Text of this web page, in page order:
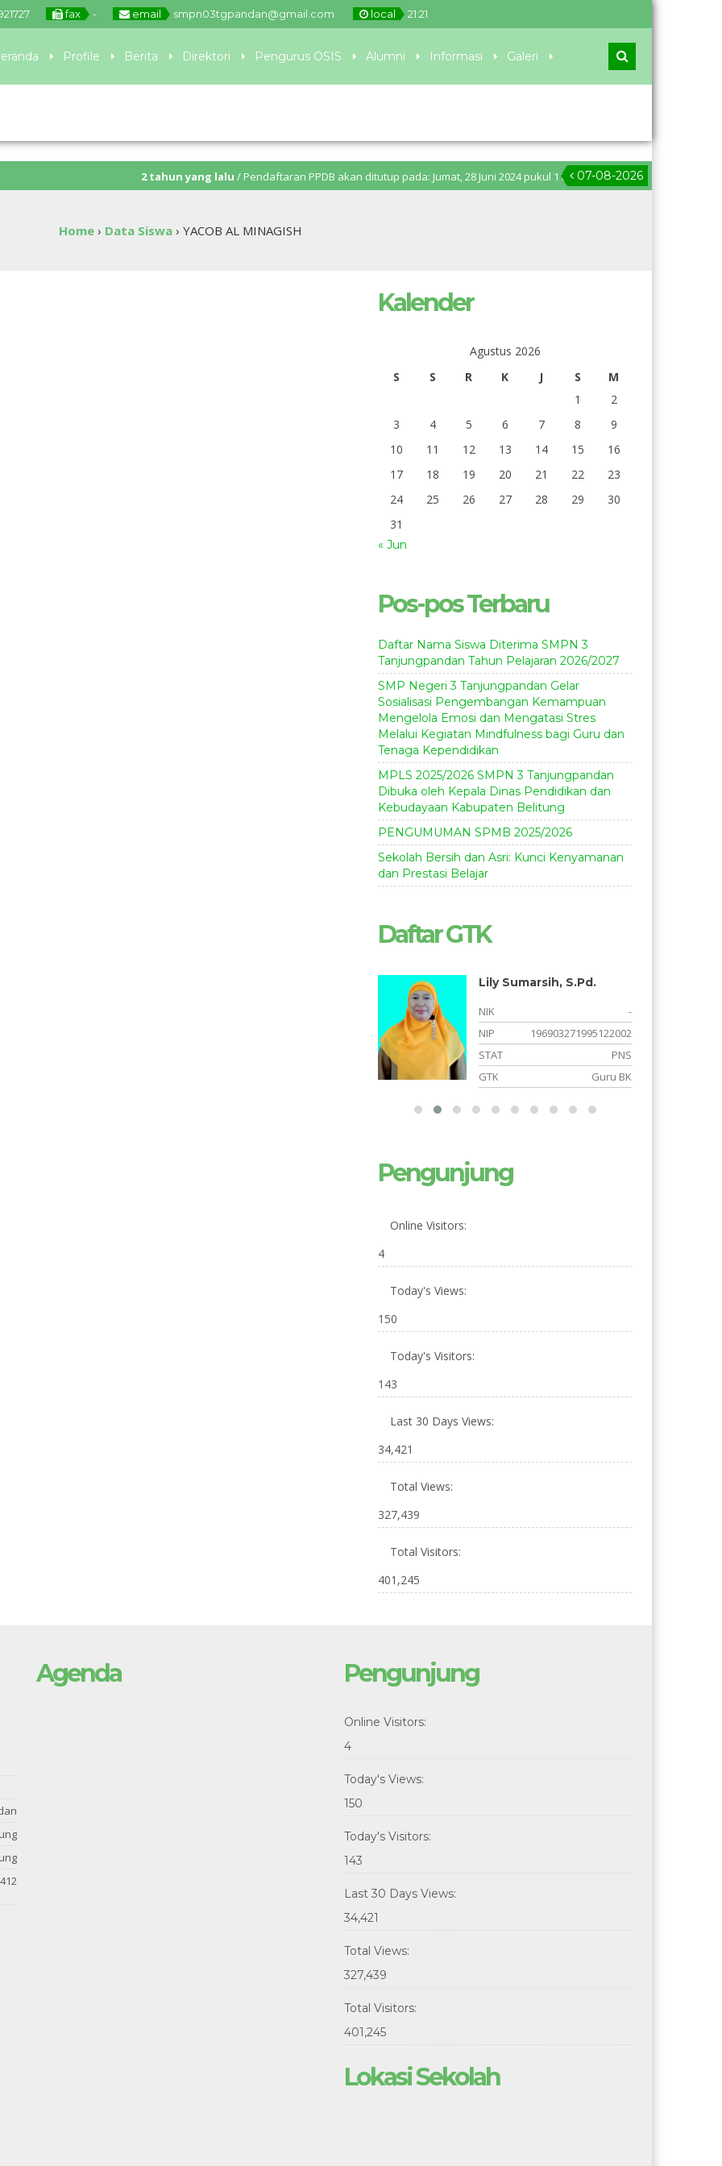
fax - email smpn03tgpandan@gmail.com local 21:21
Profile Berita Direktori Pengurus OSIS Alumni Informasi Galeri
07-08-2026
2 tahun yang lalu/ Pendaftaran PPDB akan ditutup pada: Jumat, 28 Juni 2024 pukul 11.00 WIB. Pengumuman PPDB: Senin, 1 Juli
Home › Data Siswa › YACOB AL MINAGISH
Kalender
Agustus 2026
S
S R K J S
M
1
2
3
4 5 6 7 8
9
10
11 12 13 14 15
16
17
18 19 20 21 22
23
24
25 26 27 28 29
30
31
« Jun
Pos-pos Terbaru
Daftar Nama Siswa Diterima SMPN 3
Tanjungpandan Tahun Pelajaran 2026/2027
SMP Negeri 3 Tanjungpandan Gelar
Sosialisasi Pengembangan Kemampuan
Mengelola Emosi dan Mengatasi Stres
Melalui Kegiatan Mindfulness bagi Guru dan
Tenaga Kependidikan
MPLS 2025/2026 SMPN 3 Tanjungpandan
Dibuka oleh Kepala Dinas Pendidikan dan
Kebudayaan Kabupaten Belitung
PENGUMUMAN SPMB 2025/2026
Sekolah Bersih dan Asri: Kunci Kenyamanan
dan Prestasi Belajar
Daftar GTK
Lily Sumarsih, S.Pd.
NIK
-
NIP
196903271995122002
STAT
PNS
GTK
Guru BK
Pengunjung
Online Visitors:
4
Today's Views:
150
Today's Visitors:
143
Last 30 Days Views:
34,421
Total Views:
327,439
Total Visitors:
401,245
Agenda Pengunjung
Online Visitors:
4
Today's Views:
150
Today's Visitors:
143
Last 30 Days Views:
34,421
Total Views:
327,439
Total Visitors:
401,245
Lokasi Sekolah